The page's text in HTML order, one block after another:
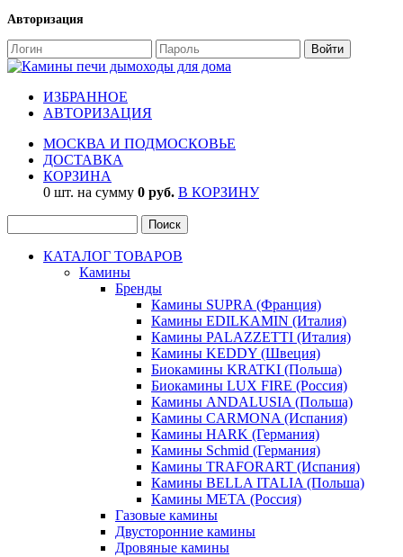
Авторизация
ИЗБРАННОЕ
АВТОРИЗАЦИЯ
МОСКВА И ПОДМОСКОВЬЕ
ДОСТАВКА
КОРЗИНА
0 шт. на сумму 0 руб. В КОРЗИНУ
КАТАЛОГ ТОВАРОВ
Камины
Бренды
Камины SUPRA (Франция)
Камины EDILKAMIN (Италия)
Камины PALAZZETTI (Италия)
Камины KEDDY (Швеция)
Биокамины KRATKI (Польша)
Биокамины LUX FIRE (Россия)
Камины ANDALUSIA (Польша)
Камины CARMONA (Испания)
Камины HARK (Германия)
Камины Schmid (Германия)
Камины TRAFORART (Испания)
Камины BELLA ITALIA (Польша)
Камины МЕТА (Россия)
Газовые камины
Двусторонние камины
Дровяные камины